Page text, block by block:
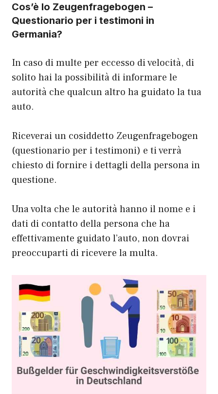
Cos’è lo Zeugenfragebogen –
Questionario per i testimoni in
Germania?
In caso di multe per eccesso di velocità, di
solito hai la possibilità di informare le
autorità che qualcun altro ha guidato la tua
auto.
Riceverai un cosiddetto Zeugenfragebogen
(questionario per i testimoni) e ti verrà
chiesto di fornire i dettagli della persona in
questione.
Una volta che le autorità hanno il nome e i
dati di contatto della persona che ha
effettivamente guidato l’auto, non dovrai
preoccuparti di ricevere la multa.